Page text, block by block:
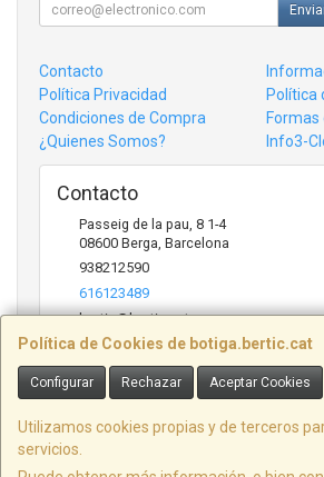
Política de Cookies de botiga.bertic.cat
Configurar Rechazar Aceptar Cookies
Utilizamos cookies propias y de terceros
servicios.
Contacto
Política Privacidad
Política
Condiciones de Compra
Formas
¿Quienes Somos?
Info3-
Contacto
Passeig de la pau, 8 1-4
08600 Berga Barcelona
938212590
616123489
bertic@bertic.cat
Horario
Lunes a Viernes (9h-14h | 15h-18h)